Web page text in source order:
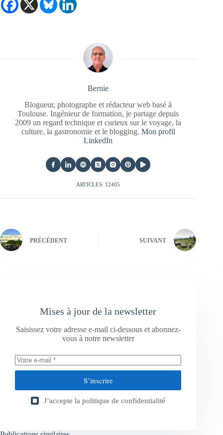
Bernie
Blogueur, photographe et rédacteur web basé à
Toulouse. Ingénieur de formation, je partage depuis
2009 un regard technique et curieux sur le voyage, la
culture, la gastronomie et le blogging. Mon profil
LinkedIn
ARTICLES: 12405
PRÉCÉDENT SUIVANT
Mises à jour de la newsletter
Saisissez votre adresse e-mail ci-dessous et abonnez-
vous à notre newsletter
S’inscrire
J’accepte la politique de confidentialité